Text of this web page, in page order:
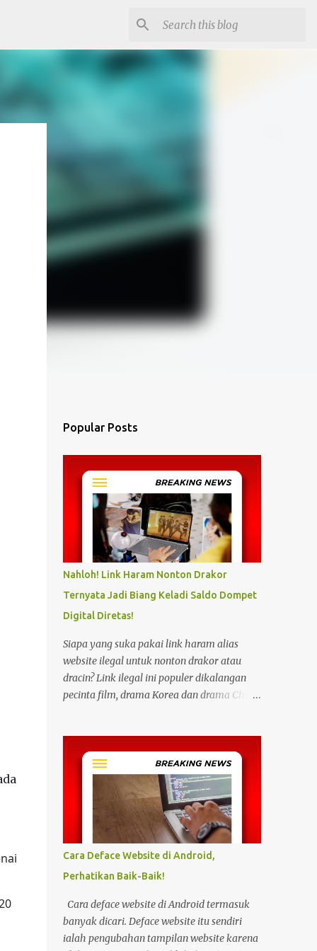
Popular Posts
Nahloh! Link Haram Nonton Drakor
Ternyata Jadi Biang Keladi Saldo Dompet
Digital Diretas!
Siapa yang suka pakai link haram alias
website ilegal untuk nonton drakor atau
dracin? Link ilegal ini populer dikalangan
pecinta film, drama Korea dan drama China
link ilegal ini juga mengunggah episode
baru dengan kecepatan yang sama dengan
link legal berbayar. Namun kebiasaan
tersebut sepertinya harus dihentikan
sekarang juga. Pasalnya menonton film,
konser, drama, atau apapun itu di situs tidak
resmi disebut bisa menjadi jalan masuk
peretasan pada perangkat elektronik.
Pengalaman ini dibagikan oleh pengguna
media sosial X, @kdrama_menfess pada
Selasa (23/2/2024) siang. Dalam
unggahannya, terlihat perangkat laptop
Cara Deface Website di Android,
Perhatikan Baik-Baik!
Cara deface website di Android termasuk
banyak dicari. Deface website itu sendiri
ialah pengubahan tampilan website karena